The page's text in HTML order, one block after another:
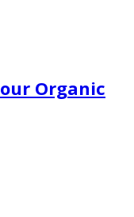
Organic